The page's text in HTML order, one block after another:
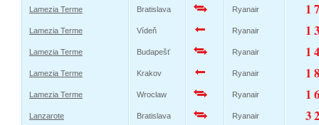
Lamezia Terme Bratislava Ryanair 1
Lamezia Terme Vídeň Ryanair 1
Lamezia Terme Budapešť Ryanair 1
Lamezia Terme Krakov Ryanair 1
Lamezia Terme Wroclaw Ryanair 1
Lanzarote Bratislava Ryanair 3